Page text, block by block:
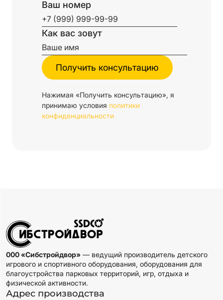
Ваш номер
Как вас зовут
Нажимая «Получить консультацию», я
принимаю условия политики
конфиденциальности
000 «Сибстройдвор» — ведущий производитель детского
игрового и спортивного оборудования, оборудования для
благоустройства парковых территорий, игр, отдыха и
физической активности.
Адрес производства